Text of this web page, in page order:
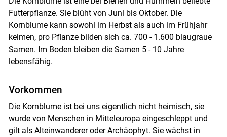
Skip to main content
Futterpflanze. Sie blüht von Juni bis Oktober. Die
Kornblume kann sowohl im Herbst als auch im Frühjahr
keimen, pro Pflanze bilden sich ca. 700 - 1.600 blaugraue
Samen. Im Boden bleiben die Samen 5 - 10 Jahre
lebensfähig.
Vorkommen
Die Kornblume ist bei uns eigentlich nicht heimisch, sie
wurde von Menschen in Mitteleuropa eingeschleppt und
gilt als Alteinwanderer oder Archäophyt. Sie wächst in